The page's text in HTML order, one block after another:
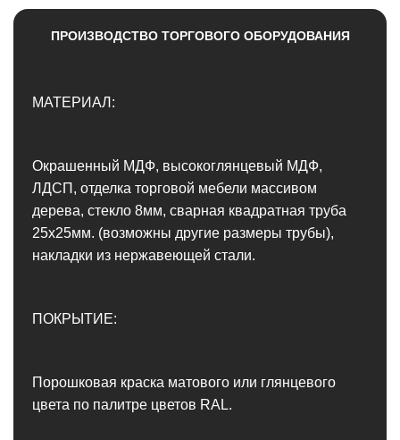
ПРОИЗВОДСТВО ТОРГОВОГО ОБОРУДОВАНИЯ
МАТЕРИАЛ:
Окрашенный МДФ, высокоглянцевый МДФ,
ЛДСП, отделка торговой мебели массивом
дерева, стекло 8мм, сварная квадратная труба
25х25мм. (возможны другие размеры трубы),
накладки из нержавеющей стали.
ПОКРЫТИЕ:
Порошковая краска матового или глянцевого
цвета по палитре цветов RAL.